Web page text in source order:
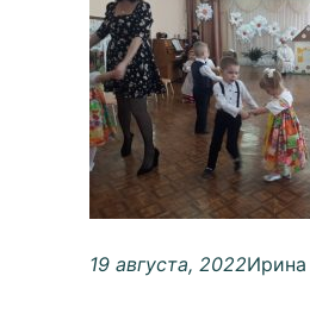
19 августа, 2022